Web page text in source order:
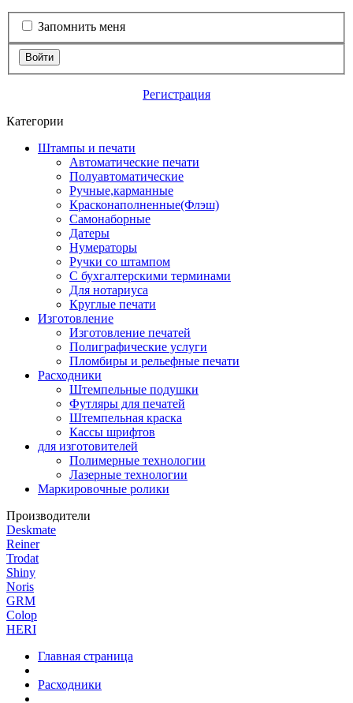
Запомнить меня
Войти
Регистрация
Категории
Штампы и печати
Автоматические печати
Полуавтоматические
Ручные,карманные
Красконаполненные(Флэш)
Самонаборные
Датеры
Нумераторы
Ручки со штампом
С бухгалтерскими терминами
Для нотариуса
Круглые печати
Изготовление
Изготовление печатей
Полиграфические услуги
Пломбиры и рельефные печати
Расходники
Штемпельные подушки
Футляры для печатей
Штемпельная краска
Кассы шрифтов
для изготовителей
Полимерные технологии
Лазерные технологии
Маркировочные ролики
Производители
Deskmate
Reiner
Trodat
Shiny
Noris
GRM
Colop
HERI
Главная страница
Расходники